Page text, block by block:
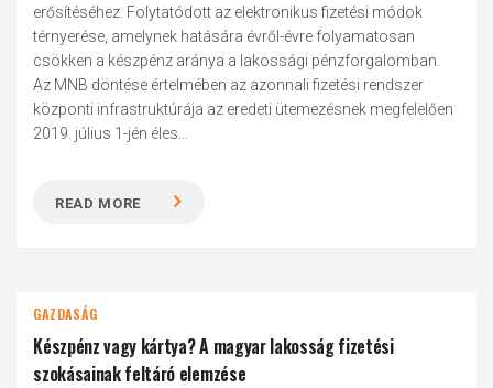
erősítéséhez. Folytatódott az elektronikus fizetési módok
térnyerése, amelynek hatására évről-évre folyamatosan
csökken a készpénz aránya a lakossági pénzforgalomban.
Az MNB döntése értelmében az azonnali fizetési rendszer
központi infrastruktúrája az eredeti ütemezésnek megfelelően
2019. július 1-jén éles...
READ MORE
GAZDASÁG
Készpénz vagy kártya? A magyar lakosság fizetési
szokásainak feltáró elemzése